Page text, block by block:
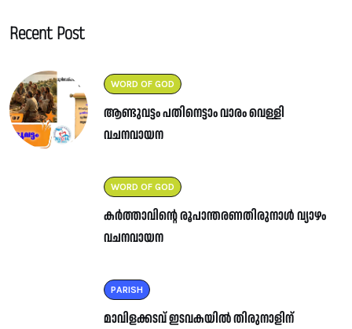
Recent Post
WORD OF GOD
ആണ്ടുവട്ടം പതിനെട്ടാം വാരം വെള്ളി
വചനവായന
WORD OF GOD
കർത്താവിന്റെ രൂപാന്തരണതിരുനാൾ വ്യാഴം
വചനവായന
PARISH
മാവിളക്കടവ് ഇടവകയിൽ തിരുനാളിന്